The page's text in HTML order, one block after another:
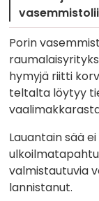
Porin
hymyjä riitti
teltalta löytyy
Lauantain sää
valmistautuvia
lannistanut.